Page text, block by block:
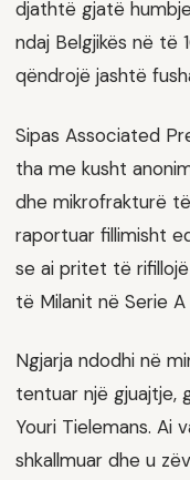
djathtë gjatë
ndaj Belgjikës në
qëndrojë jashtë
Sipas Associated
tha me kusht
dhe mikrofrakturë
raportuar fillimisht
se ai pritet të
të Milanit në Serie
Ngjarja ndodhi në
tentuar një gjuajtje,
Youri Tielemans. Ai
shkallmuar dhe u